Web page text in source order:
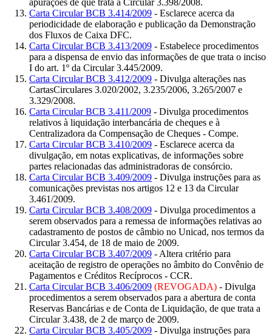
Carta Circular BCB 3.414/2009 - Esclarece acerca da
periodicidade de elaboração e publicação da Demonstração
dos Fluxos de Caixa DFC.
Carta Circular BCB 3.413/2009 - Estabelece procedimentos
para a dispensa de envio das informações de que trata o inciso
I do art. 1º da Circular 3.445/2009.
Carta Circular BCB 3.412/2009 - Divulga alterações nas
CartasCirculares 3.020/2002, 3.235/2006, 3.265/2007 e
3.329/2008.
Carta Circular BCB 3.411/2009 - Divulga procedimentos
relativos à liquidação interbancária de cheques e à
Centralizadora da Compensação de Cheques - Compe.
Carta Circular BCB 3.410/2009 - Esclarece acerca da
divulgação, em notas explicativas, de informações sobre
partes relacionadas das administradoras de consórcio.
Carta Circular BCB 3.409/2009 - Divulga instruções para as
comunicações previstas nos artigos 12 e 13 da Circular
3.461/2009.
Carta Circular BCB 3.408/2009 - Divulga procedimentos a
serem observados para a remessa de informações relativas ao
cadastramento de postos de câmbio no Unicad, nos termos da
Circular 3.454, de 18 de maio de 2009.
Carta Circular BCB 3.407/2009 - Altera critério para
aceitação de registro de operações no âmbito do Convênio de
Pagamentos e Créditos Recíprocos - CCR.
Carta Circular BCB 3.406/2009 (REVOGADA) - Divulga
procedimentos a serem observados para a abertura de conta
Reservas Bancárias e de Conta de Liquidação, de que trata a
Circular 3.438, de 2 de março de 2009.
Carta Circular BCB 3.405/2009 - Divulga instruções para